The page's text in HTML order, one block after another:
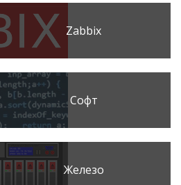
Zabbix
Софт
Железо